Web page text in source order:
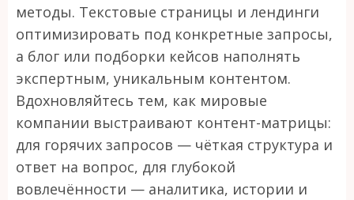
методы. Текстовые страницы и лендинги
оптимизировать под конкретные запросы,
а блог или подборки кейсов наполнять
экспертным, уникальным контентом.
Вдохновляйтесь тем, как мировые
компании выстраивают контент-матрицы:
для горячих запросов — чёткая структура и
ответ на вопрос, для глубокой
вовлечённости — аналитика, истории и